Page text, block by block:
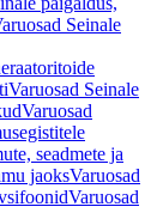
Seinale
Varuosad Seinale
Varuosad
seadmete ja
jaoksVaruosad
Varuosad